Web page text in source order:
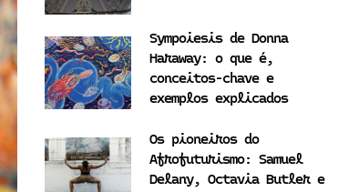
Sympoiesis de Donna
Haraway: o que é,
conceitos-chave e
exemplos explicados
Os pioneiros do
Afrofuturismo: Samuel
Delany, Octavia Butler e